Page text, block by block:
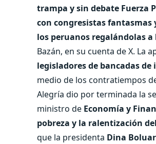
trampa y sin debate Fuerza
con congresistas fantasmas
los peruanos regalándolas
Bazán, en su cuenta de X. La
legisladores de bancadas de
medio de los contratiempos
Alegría dio por terminada la
ministro de Economía y
pobreza y la ralentización
que la presidenta Dina